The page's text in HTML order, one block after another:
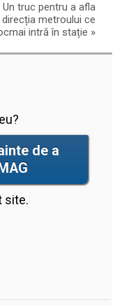
Un truc pentru a afla
direcția metroului ce
intră în stație »
de a
site.